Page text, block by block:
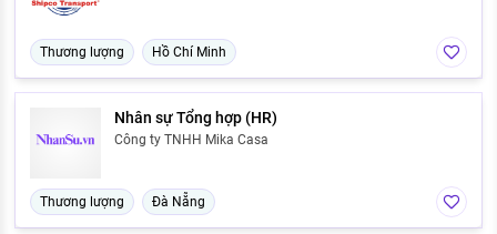
Thương lượng Hồ Chí Minh
Nhân sự Tổng hợp (HR)
Công ty TNHH Mika Casa
Thương lượng Đà Nẵng